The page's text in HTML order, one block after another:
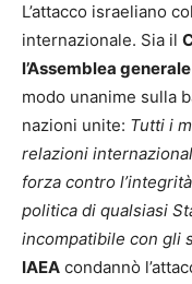
L’attacco israeliano
internazionale. Sia il
l’Assemblea generale
modo unanime sulla
nazioni unite: Tutti i
relazioni
forza contro
politica di qualsiasi
incompatibile con gli
IAEA condannò